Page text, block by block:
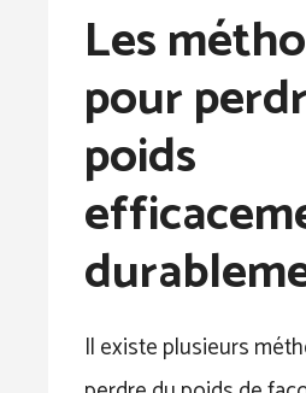
Les
pour
poids
Il existe plusieurs